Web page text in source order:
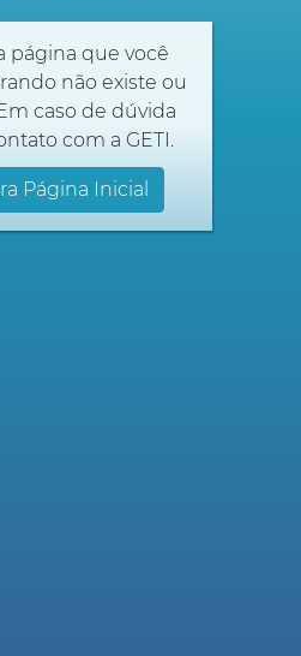
página que você
não existe ou
caso de dúvida
com a GETI.
Página Inicial